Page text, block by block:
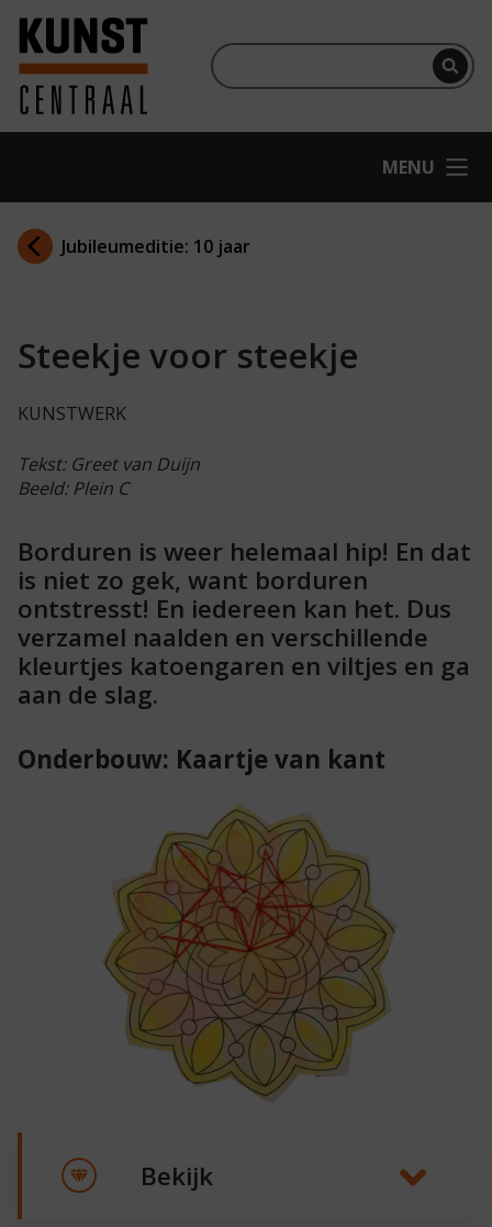
Ga naar hoofdinhoud
Terug naar homepage
OPEN
MENU
Jubileumeditie: 10 jaar
Steekje voor steekje
KUNSTWERK
Tekst: Greet van Duijn
Beeld: Plein C
Borduren is weer helemaal hip! En dat
is niet zo gek, want borduren
ontstresst! En iedereen kan het. Dus
verzamel naalden en verschillende
kleurtjes katoengaren en viltjes en ga
aan de slag.
Onderbouw: Kaartje van kant
Bekijk